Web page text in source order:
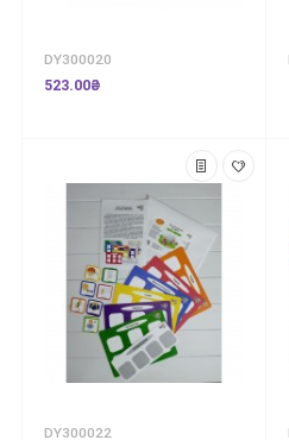
DY300020
523.00₴
DY300022